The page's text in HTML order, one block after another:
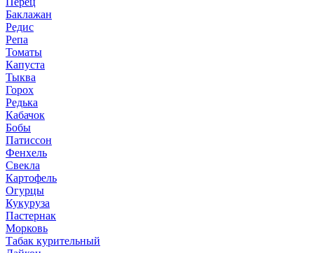
Баклажан
Редис
Репа
Томаты
Капуста
Тыква
Горох
Редька
Кабачок
Бобы
Патиссон
Фенхель
Свекла
Картофель
Огурцы
Кукуруза
Пастернак
Морковь
Табак курительный